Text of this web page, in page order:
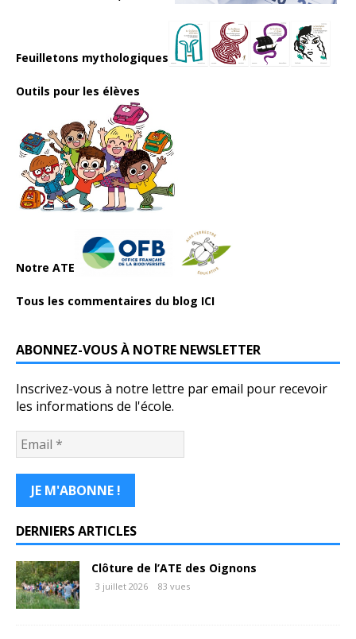
Feuilletons mythologiques
Outils pour les élèves
Notre ATE
Tous les commentaires du blog ICI
ABONNEZ-VOUS À NOTRE NEWSLETTER
Inscrivez-vous à notre lettre par email pour recevoir
les informations de l'école.
DERNIERS ARTICLES
Clôture de l’ATE des Oignons
3 juillet 2026 83 vues